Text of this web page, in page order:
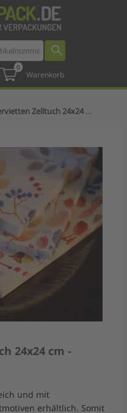
0
Warenkorb
Duni - Servietten Zelltuch 24x24 cm - Herbst
24x24 cm -
und mit
erhältlich. Somit